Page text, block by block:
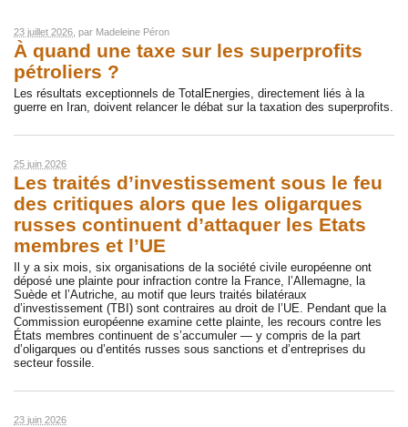
23 juillet 2026 , par Madeleine Péron
À quand une taxe sur les superprofits
pétroliers ?
Les résultats exceptionnels de TotalEnergies, directement liés à la
guerre en Iran, doivent relancer le débat sur la taxation des superprofits.
25 juin 2026
Les traités d’investissement sous le feu
des critiques alors que les oligarques
russes continuent d’attaquer les Etats
membres et l’UE
Il y a six mois, six organisations de la société civile européenne ont
déposé une plainte pour infraction contre la France, l’Allemagne, la
Suède et l’Autriche, au motif que leurs traités bilatéraux
d’investissement (TBI) sont contraires au droit de l’UE. Pendant que la
Commission européenne examine cette plainte, les recours contre les
États membres continuent de s’accumuler — y compris de la part
d’oligarques ou d’entités russes sous sanctions et d’entreprises du
secteur fossile.
23 juin 2026